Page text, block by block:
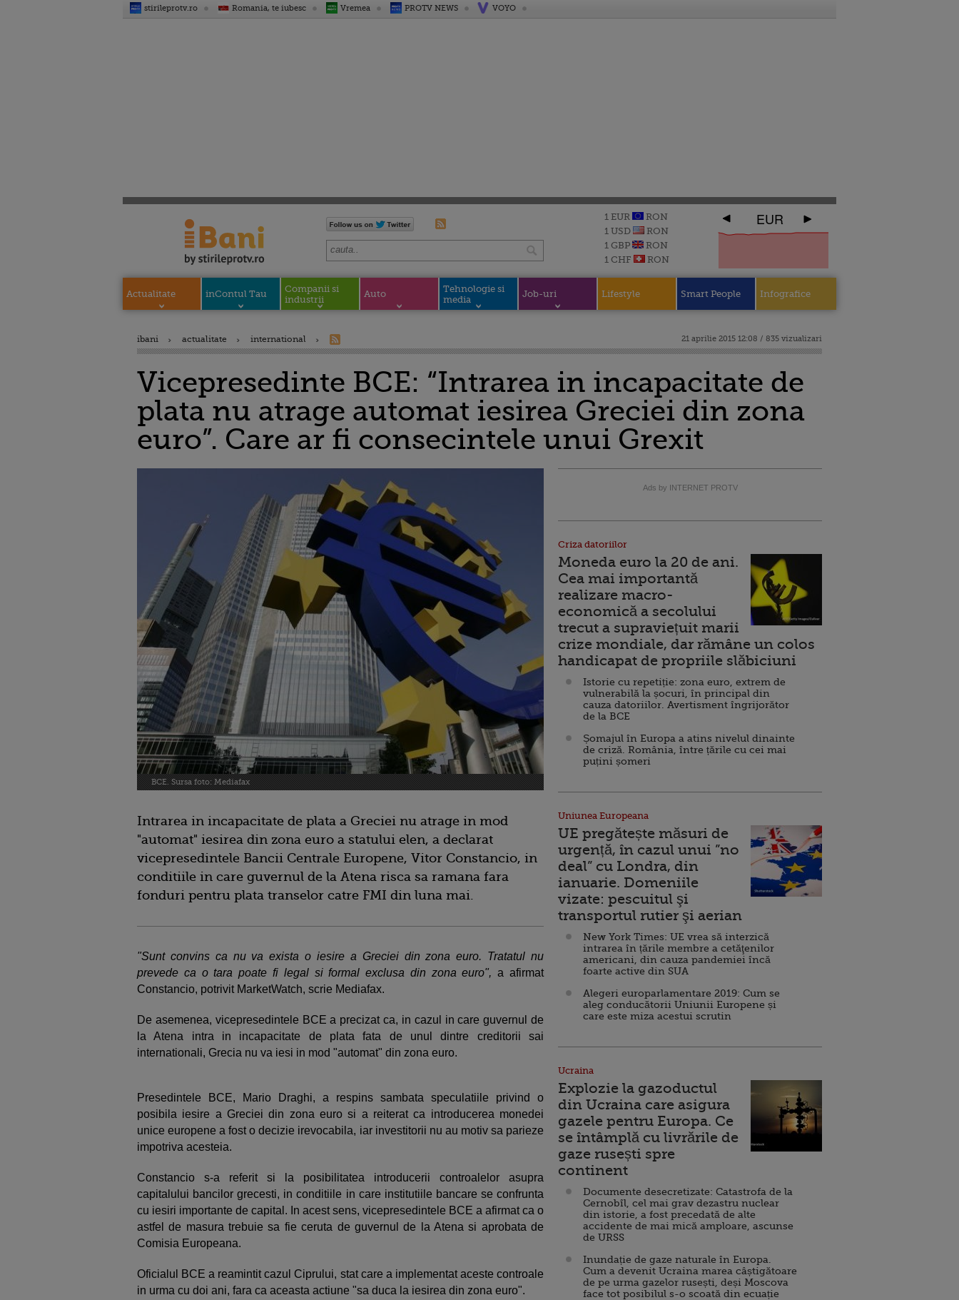
stirileprotv.ro Romania, te iubesc Vremea PROTV NEWS VOYO
1 EUR
RON
1 USD
RON
1 GBP
RON
1 CHF
RON
EUR
Actualitate inContul Tau
Companii si
industrii
Auto
Tehnologie si
media
Job-uri Lifestyle Smart People Infografice
ibani actualitate international 21 aprilie 2015 12:08 / 835 vizualizari
Vicepresedinte BCE: “Intrarea in incapacitate de
plata nu atrage automat iesirea Greciei din zona
euro”. Care ar fi consecintele unui Grexit
BCE. Sursa foto: Mediafax
Intrarea in incapacitate de plata a Greciei nu atrage in mod
"automat" iesirea din zona euro a statului elen, a declarat
vicepresedintele Bancii Centrale Europene, Vitor Constancio, in
conditiile in care guvernul de la Atena risca sa ramana fara
fonduri pentru plata transelor catre FMI din luna mai.
"Sunt convins ca nu va exista o iesire a Greciei din zona euro. Tratatul nu
prevede ca o tara poate fi legal si formal exclusa din zona euro", a afirmat
Constancio, potrivit MarketWatch, scrie Mediafax.
De asemenea, vicepresedintele BCE a precizat ca, in cazul in care guvernul de
la Atena intra in incapacitate de plata fata de unul dintre creditorii sai
internationali, Grecia nu va iesi in mod "automat" din zona euro.
Presedintele BCE, Mario Draghi, a respins sambata speculatiile privind o
posibila iesire a Greciei din zona euro si a reiterat ca introducerea monedei
unice europene a fost o decizie irevocabila, iar investitorii nu au motiv sa parieze
impotriva acesteia.
Constancio s-a referit si la posibilitatea introducerii controalelor asupra
capitalului bancilor grecesti, in conditiile in care institutiile bancare se confrunta
cu iesiri importante de capital. In acest sens, vicepresedintele BCE a afirmat ca o
astfel de masura trebuie sa fie ceruta de guvernul de la Atena si aprobata de
Comisia Europeana.
Oficialul BCE a reamintit cazul Ciprului, stat care a implementat aceste controale
in urma cu doi ani, fara ca aceasta actiune "sa duca la iesirea din zona euro".
Ads by INTERNET PROTV
Criza datoriilor
Moneda euro la 20 de ani.
Cea mai importantă
realizare macro-
economică a secolului
trecut a supraviețuit marii
crize mondiale, dar rămâne un colos
handicapat de propriile slăbiciuni
Istorie cu repetiție: zona euro, extrem de
vulnerabilă la șocuri, în principal din
cauza datoriilor. Avertisment îngrijorător
de la BCE
Șomajul în Europa a atins nivelul dinainte
de criză. România, între țările cu cei mai
puțini șomeri
Uniunea Europeana
UE pregătește măsuri de
urgență, în cazul unui ”no
deal” cu Londra, din
ianuarie. Domeniile
vizate: pescuitul şi
transportul rutier şi aerian
New York Times: UE vrea să interzică
intrarea în țările membre a cetăţenilor
americani, din cauza pandemiei încă
foarte active din SUA
Alegeri europarlamentare 2019: Cum se
aleg conducătorii Uniunii Europene și
care este miza acestui scrutin
Ucraina
Explozie la gazoductul
din Ucraina care asigura
gazele pentru Europa. Ce
se întâmplă cu livrările de
gaze rusești spre
continent
Documente desecretizate: Catastrofa de la
Cernobîl, cel mai grav dezastru nuclear
din istorie, a fost precedată de alte
accidente de mai mică amploare, ascunse
de URSS
Inundație de gaze naturale în Europa.
Cum a devenit Ucraina marea câștigătoare
de pe urma gazelor rusești, deși Moscova
face tot posibilul s-o scoată din ecuație